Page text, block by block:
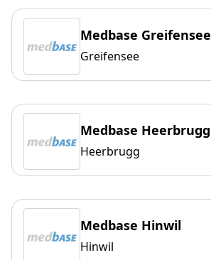
Medbase Greifensee
Greifensee
Medbase Heerbrugg
Heerbrugg
Medbase Hinwil
Hinwil